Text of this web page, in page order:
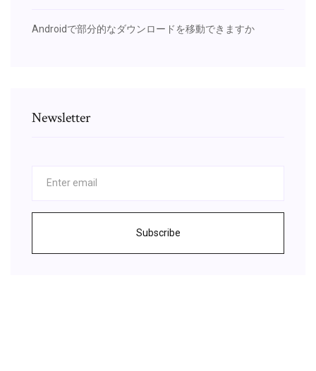
Androidで部分的なダウンロードを移動できますか
Newsletter
Subscribe